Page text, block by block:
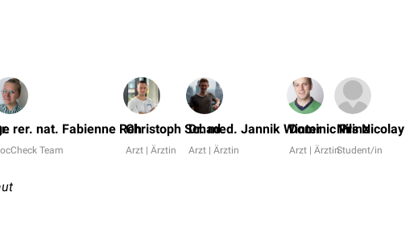
rer. nat. Fabienne Reh
Team
Christoph Schad
Arzt | Ärztin
Dr. med. Jannik Winter
Arzt | Ärztin
Dominic Prinz
Arzt | Ärztin
Nils Nicolay
Student/in